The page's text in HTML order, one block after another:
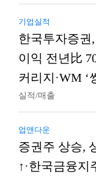
기업실적
한국투자증권
이익 전년比
커리지·WM ‘
실적/매출
업앤다운
증권주 상승,
↑·한국금융지